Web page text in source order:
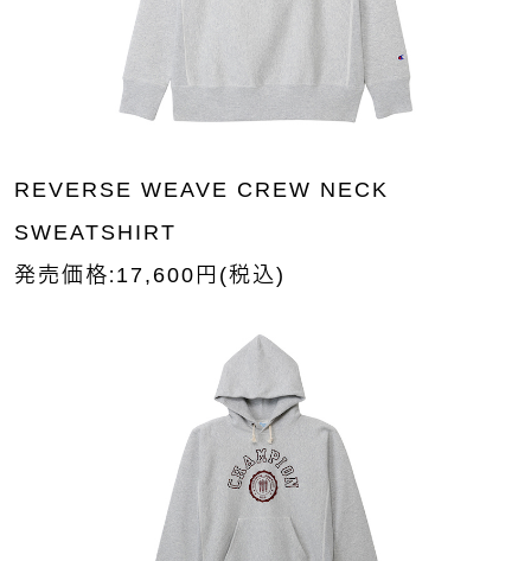
REVERSE WEAVE CREW NECK
SWEATSHIRT
発売価格：17,600円(税込)